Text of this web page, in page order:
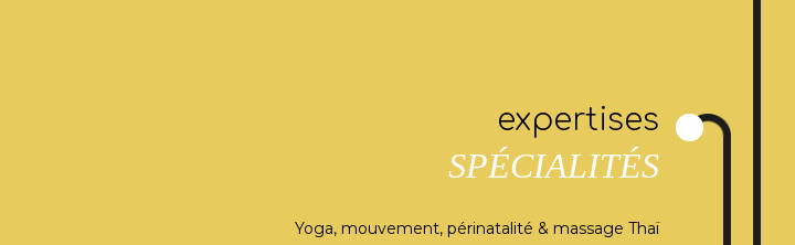
expertises
SPÉCIALITÉS
Yoga, mouvement, périnatalité & massage Thaï